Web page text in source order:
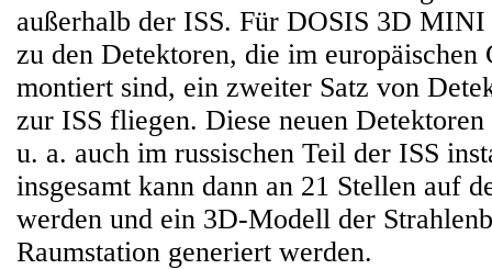
außerhalb der ISS. Für DOSIS 3D
zu den Detektoren, die im europäischen
montiert sind, ein zweiter Satz von
zur ISS fliegen. Diese neuen
u. a. auch im russischen Teil der ISS
insgesamt kann dann an 21 Stellen auf
werden und ein 3D-Modell der
Raumstation generiert werden.